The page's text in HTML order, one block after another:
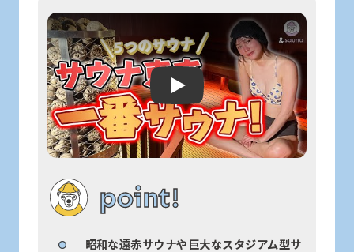
Play: Keynote (Google I/O '18)
point!
昭和な遠赤サウナや巨大なスタジアム型サ